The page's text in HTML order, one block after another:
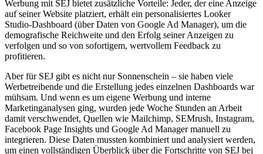
Werbung mit SEJ bietet zusätzliche Vorteile: Jeder, der eine Anzeige
auf seiner Website platziert, erhält ein personalisiertes Looker
Studio-Dashboard (über Daten von Google Ad Manager), um die
demografische Reichweite und den Erfolg seiner Anzeigen zu
verfolgen und so von sofortigem, wertvollem Feedback zu
profitieren.
Aber für SEJ gibt es nicht nur Sonnenschein – sie haben viele
Werbetreibende und die Erstellung jedes einzelnen Dashboards war
mühsam. Und wenn es um eigene Werbung und interne
Marketinganalysen ging, wurden jede Woche Stunden an Arbeit
damit verschwendet, Quellen wie Mailchimp, SEMrush, Instagram,
Facebook Page Insights und Google Ad Manager manuell zu
integrieren. Diese Daten mussten kombiniert und analysiert werden,
um einen vollständigen Überblick über die Fortschritte von SEJ bei